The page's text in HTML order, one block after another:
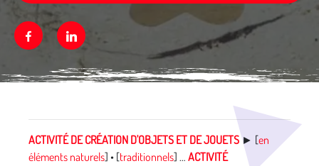
FacebookLinkedin
ACTIVITÉ DE CRÉATION D'OBJETS ET DE JOUETS► [en
éléments naturels] • [traditionnels] … ACTIVITÉ